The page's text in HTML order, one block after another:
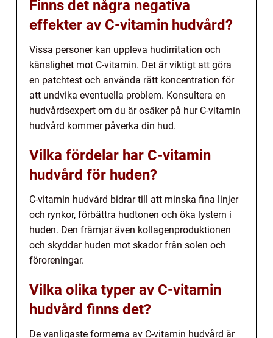
Finns det några negativa
effekter av C-vitamin hudvård?
Vissa personer kan uppleva hudirritation och
känslighet mot C-vitamin. Det är viktigt att göra
en patchtest och använda rätt koncentration för
att undvika eventuella problem. Konsultera en
hudvårdsexpert om du är osäker på hur C-vitamin
hudvård kommer påverka din hud.
Vilka fördelar har C-vitamin
hudvård för huden?
C-vitamin hudvård bidrar till att minska fina linjer
och rynkor, förbättra hudtonen och öka lystern i
huden. Den främjar även kollagenproduktionen
och skyddar huden mot skador från solen och
föroreningar.
Vilka olika typer av C-vitamin
hudvård finns det?
De vanligaste formerna av C-vitamin hudvård är